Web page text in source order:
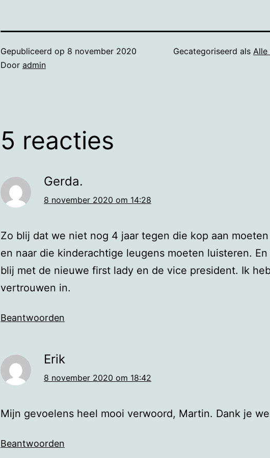
Gepubliceerd op 8 november 2020
Door admin
Gecategoriseerd als Alle
5 reacties
Gerda.
8 november 2020 om 14:28
Zo blij dat we niet nog 4 jaar tegen die kop aan
en naar die kinderachtige leugens moeten luisteren. En
blij met de nieuwe first lady en de vice president. Ik
vertrouwen in.
Beantwoorden
Erik
8 november 2020 om 18:42
Mijn gevoelens heel mooi verwoord, Martin. Dank je
Beantwoorden